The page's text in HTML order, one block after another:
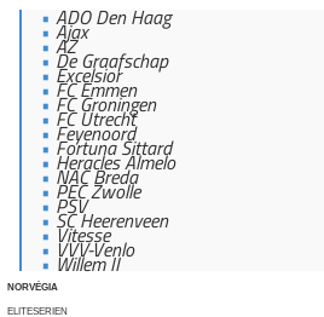
ADO Den Haag
Ajax
AZ
De Graafschap
Excelsior
FC Emmen
FC Groningen
FC Utrecht
Feyenoord
Fortuna Sittard
Heracles Almelo
NAC Breda
PEC Zwolle
PSV
SC Heerenveen
Vitesse
VVV-Venlo
Willem II
NORVÉGIA
ELITESERIEN